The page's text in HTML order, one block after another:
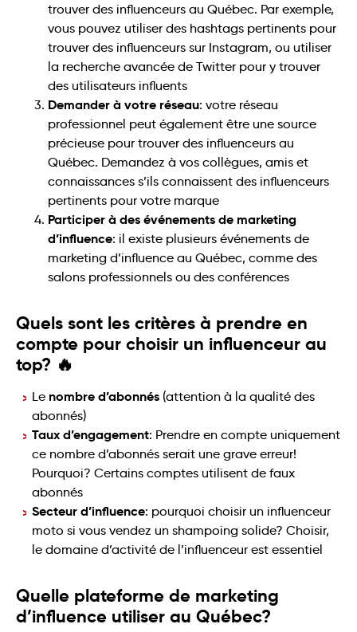
trouver des influenceurs au Québec. Par exemple,
vous pouvez utiliser des hashtags pertinents pour
trouver des influenceurs sur Instagram, ou utiliser
la recherche avancée de Twitter pour y trouver
des utilisateurs influents
Demander à votre réseau: votre réseau
professionnel peut également être une source
précieuse pour trouver des influenceurs au
Québec. Demandez à vos collègues, amis et
connaissances s’ils connaissent des influenceurs
pertinents pour votre marque
Participer à des événements de marketing
d’influence: il existe plusieurs événements de
marketing d’influence au Québec, comme des
salons professionnels ou des conférences
Quels sont les critères à prendre en
compte pour choisir un influenceur au
top? 🔥
Le nombre d’abonnés (attention à la qualité des
abonnés)
Taux d’engagement: Prendre en compte uniquement
ce nombre d’abonnés serait une grave erreur!
Pourquoi? Certains comptes utilisent de faux
abonnés
Secteur d’influence: pourquoi choisir un influenceur
moto si vous vendez un shampoing solide? Choisir,
le domaine d’activité de l’influenceur est essentiel
Quelle plateforme de marketing
d’influence utiliser au Québec?